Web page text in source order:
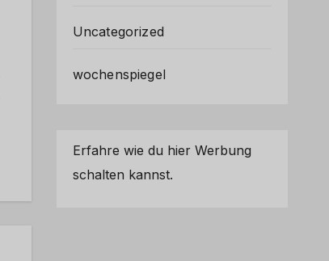
Uncategorized
wochenspiegel
Erfahre wie du hier Werbung
schalten kannst.